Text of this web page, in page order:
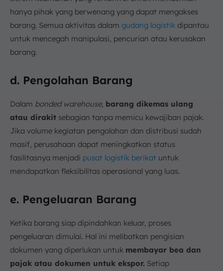
hanya pihak yang berwenang yang dapat mengakses
barang. Semua aktivitas dalam gudang logistik dipantau
untuk mencegah manipulasi, pencurian atau kerusakan
barang.
d. Pengolahan Barang
Dalam bonded warehouse, barang dikemas ulang
atau dirakit sebagian tanpa memicu kewajiban pajak.
Jika volume kegiatan pengolahan dan distribusi sudah
masif, perusahaan dapat meningkatkan status
fasilitasnya menjadi pusat logistik berikat untuk
mendapatkan fleksibilitas operasional yang luas.
e. Pengeluaran Barang
Ketika barang siap dipindahkan keluar, proses
pengeluaran dimulai. Hal ini melibatkan pengisian
dokumen yang diperlukan untuk membayar bea dan
pajak atau dokumen untuk ekspor. Setiap